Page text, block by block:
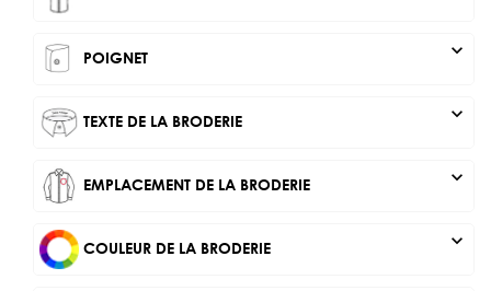
POIGNET expand_more
TEXTE DE LA BRODERIE expand_more
EMPLACEMENT DE LA BRODERIE expand_more
COULEUR DE LA BRODERIE expand_more